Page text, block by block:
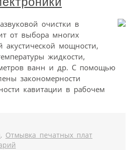
очистки в
от выбора многих
акустической мощности,
жидкости,
ванн и др. С помощью
закономерности
кавитации в рабочем
, Отмывка печатных плат